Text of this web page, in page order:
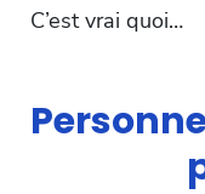
C’est vrai quoi…